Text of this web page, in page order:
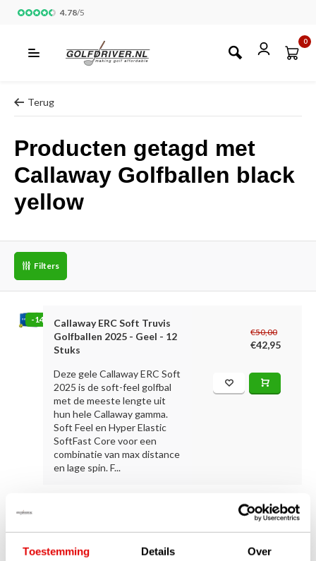
Toestemming Details Over
4.78/5
0
Terug
Producten getagd met
Callaway Golfballen black
yellow
Filters
-14%
Callaway ERC Soft Truvis
Golfballen 2025 - Geel - 12
Stuks
Deze gele Callaway ERC Soft
2025 is de soft-feel golfbal
met de meeste lengte uit
hun hele Callaway gamma.
Soft Feel en Hyper Elastic
SoftFast Core voor een
combinatie van max distance
en lage spin. F...
€50,00
€42,95
Pagina 1 van 1